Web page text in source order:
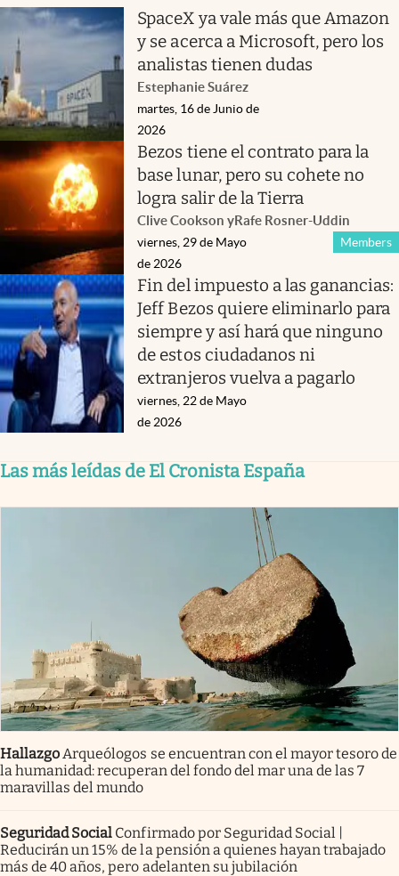
SpaceX ya vale más que Amazon
y se acerca a Microsoft, pero los
analistas tienen dudas
Estephanie Suárez
martes, 16 de Junio de
2026
Bezos tiene el contrato para la
base lunar, pero su cohete no
logra salir de la Tierra
Clive Cookson yRafe Rosner-Uddin
Members
viernes, 29 de Mayo
de 2026
Fin del impuesto a las ganancias:
Jeff Bezos quiere eliminarlo para
siempre y así hará que ninguno
de estos ciudadanos ni
extranjeros vuelva a pagarlo
viernes, 22 de Mayo
de 2026
Las más leídas de El Cronista España
Hallazgo Arqueólogos se encuentran con el mayor tesoro de
la humanidad: recuperan del fondo del mar una de las 7
maravillas del mundo
Seguridad Social Confirmado por Seguridad Social |
Reducirán un 15% de la pensión a quienes hayan trabajado
más de 40 años, pero adelanten su jubilación